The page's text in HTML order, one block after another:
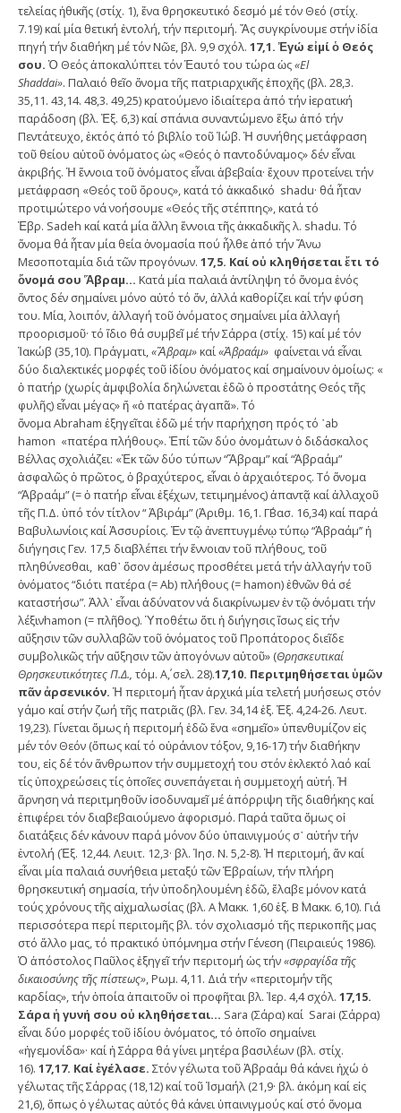
τελείας ἠθικῆς (στίχ. 1), ἕνα θρησκευτικό δεσμό μέ τόν Θεό (στίχ.
7.19) καί μία θετική ἐντολή, τήν περιτομή. Ἄς συγκρίνουμε στήν ἰδία
πηγή τήν διαθήκη μέ τόν Νῶε, βλ. 9,9 σχόλ. 17,1. Ἐγώ εἰμί ὁ Θεός
σου. Ὁ Θεός ἀποκαλύπτει τόν Ἑαυτό του τώρα ὡς«El
Shaddai». Παλαιό θεῖο ὄνομα τῆς πατριαρχικῆς ἐποχῆς (βλ. 28,3.
35,11. 43,14. 48,3. 49,25) κρατούμενο ἰδιαίτερα ἀπό τήν ἱερατική
παράδοση (βλ. Ἐξ. 6,3) καί σπάνια συναντώμενο ἔξω ἀπό τήν
Πεντάτευχο, ἐκτός ἀπό τό βιβλίο τοῦ Ἰώβ. Ἡ συνήθης μετάφραση
τοῦ θείου αὐτοῦ ὀνόματος ὡς «Θεός ὁ παντοδύναμος» δέν εἶναι
ἀκριβής. Ἡ ἔννοια τοῦ ὀνόματος εἶναι ἀβεβαία· ἔχουν προτείνει τήν
μετάφραση «Θεός τοῦ ὄρους», κατά τό ἀκκαδικό shadu· θά ἦταν
προτιμώτερο νά νοήσουμε «Θεός τῆς στέππης», κατά τό
Ἑβρ. Sadeh καί κατά μία ἄλλη ἔννοια τῆς ἀκκαδικῆς λ. shadu. Τό
ὄνομα θά ἦταν μία θεία ὀνομασία πού ἦλθε ἀπό τήν Ἄνω
Μεσοποταμία διά τῶν προγόνων. 17,5. Καί οὐ κληθήσεται ἔτι τό
ὄνομά σου Ἅβραμ… Κατά μία παλαιά ἀντίληψη τό ὄνομα ἑνός
ὄντος δέν σημαίνει μόνο αὐτό τό ὄν, ἀλλά καθορίζει καί τήν φύση
του. Μία, λοιπόν, ἀλλαγή τοῦ ὀνόματος σημαίνει μία ἀλλαγή
προορισμοῦ· τό ἴδιο θά συμβεῖ μέ τήν Σάρρα (στίχ. 15) καί μέ τόν
Ἰακώβ (35,10). Πράγματι,«Ἅβραμ»καί«Ἀβραάμ» φαίνεται νά εἶναι
δύο διαλεκτικές μορφές τοῦ ἰδίου ὀνόματος καί σημαίνουν ὁμοίως: «
ὁ πατήρ (χωρίς ἀμφιβολία δηλώνεται ἐδῶ ὁ προστάτης Θεός τῆς
φυλῆς) εἶναι μέγας» ἤ «ὁ πατέρας ἀγαπᾶ». Τό
ὄνομα Abraham ἐξηγεῖται ἐδῶ μέ τήν παρήχηση πρός τό ῾ab
hamon «πατέρα πλήθους». Ἐπί τῶν δύο ὀνομάτων ὁ διδάσκαλος
Βέλλας σχολιάζει: «Ἐκ τῶν δύο τύπων “Ἅβραμ” καί “Ἀβραάμ”
ἀσφαλῶς ὁ πρῶτος, ὁ βραχύτερος, εἶναι ὁ ἀρχαιότερος. Τό ὄνομα
“Ἀβραάμ” (= ὁ πατήρ εἶναι ἐξέχων, τετιμημένος) ἀπαντᾷ καί ἀλλαχοῦ
τῆς Π.Δ. ὑπό τόν τίτλον “ Ἀβιράμ” (Ἀριθμ. 16,1. Γ΄Βασ. 16,34) καί παρά
Βαβυλωνίοις καί Ἀσσυρίοις. Ἐν τῷ ἀνεπτυγμένῳ τύπῳ “Ἀβραάμ’’ ἡ
διήγησις Γεν. 17,5 διαβλέπει τήν ἔννοιαν τοῦ πλήθους, τοῦ
πληθύνεσθαι, καθ᾿ ὅσον ἀμέσως προσθέτει μετά τήν ἀλλαγήν τοῦ
ὀνόματος “διότι πατέρα (= Ab) πλήθους (= hamon) ἐθνῶν θά σέ
καταστήσω”. Ἀλλ᾿ εἶναι ἀδύνατον νά διακρίνωμεν ἐν τῷ ὀνόματι τήν
λέξινhamon (= πλῆθος). Ὑποθέτω ὅτι ἡ διήγησις ἴσως εἰς τήν
αὔξησιν τῶν συλλαβῶν τοῦ ὀνόματος τοῦ Προπάτορος διεῖδε
συμβολικῶς τήν αὔξησιν τῶν ἀπογόνων αὐτοῦ» (Θρησκευτικαί
Θρησκευτικότητες Π.Δ., τόμ. Α΄, σελ. 28).17,10. Περιτμηθήσεται ὑμῶν
πᾶν ἀρσενικόν. Ἡ περιτομή ἦταν ἀρχικά μία τελετή μυήσεως στόν
γάμο καί στήν ζωή τῆς πατριᾶς (βλ. Γεν. 34,14 ἑξ. Ἐξ. 4,24-26. Λευτ.
19,23). Γίνεται ὅμως ἡ περιτομή ἐδῶ ἕνα «σημεῖο» ὑπενθυμίζον εἰς
μέν τόν Θεόν (ὅπως καί τό οὐράνιον τόξον, 9,16-17) τήν διαθήκην
του, εἰς δέ τόν ἄνθρωπον τήν συμμετοχή του στόν ἐκλεκτό λαό καί
τίς ὑποχρεώσεις τίς ὁποῖες συνεπάγεται ἡ συμμετοχή αὐτή. Ἡ
ἄρνηση νά περιτμηθοῦν ἰσοδυναμεῖ μέ ἀπόρριψη τῆς διαθήκης καί
ἐπιφέρει τόν διαβεβαιούμενο ἀφορισμό. Παρά ταῦτα ὅμως οἱ
διατάξεις δέν κάνουν παρά μόνον δύο ὑπαινιγμούς σ᾽ αὐτήν τήν
ἐντολή (Ἐξ. 12,44. Λευιτ. 12,3· βλ. Ἰησ. Ν. 5,2-8). Ἡ περιτομή, ἄν καί
εἶναι μία παλαιά συνήθεια μεταξύ τῶν Ἑβραίων, τήν πλήρη
θρησκευτική σημασία, τήν ὑποδηλουμένη ἐδῶ, ἔλαβε μόνον κατά
τούς χρόνους τῆς αἰχμαλωσίας (βλ. Α΄ Μακκ. 1,60 ἑξ. Β΄ Μακκ. 6,10). Γιά
περισσότερα περί περιτομῆς βλ. τόν σχολιασμό τῆς περικοπῆς μας
στό ἄλλο μας, τό πρακτικό ὑπόμνημα στήν Γένεση (Πειραιεύς 1986).
Ὁ ἀπόστολος Παῦλος ἐξηγεῖ τήν περιτομή ὡς τήν«σφραγίδα τῆς
δικαιοσύνης τῆς πίστεως», Ρωμ. 4,11. Διά τήν «περιτομήν τῆς
καρδίας», τήν ὁποία ἀπαιτοῦν οἱ προφῆται βλ. Ἰερ. 4,4 σχόλ. 17,15.
Σάρα ἡ γυνή σου οὐ κληθήσεται… Sara (Σάρα) καί Sarai (Σάρρα)
εἶναι δύο μορφές τοῦ ἰδίου ὀνόματος, τό ὁποῖο σημαίνει
«ἡγεμονίδα»· καί ἡ Σάρρα θά γίνει μητέρα βασιλέων (βλ. στίχ.
16). 17,17. Καί ἐγέλασε. Στόν γέλωτα τοῦ Ἀβραάμ θά κάνει ἠχώ ὁ
γέλωτας τῆς Σάρρας (18,12) καί τοῦ Ἰσμαήλ (21,9· βλ. ἀκόμη καί εἰς
21,6), ὅπως ὁ γέλωτας αὐτός θά κάνει ὑπαινιγμούς καί στό ὄνομα